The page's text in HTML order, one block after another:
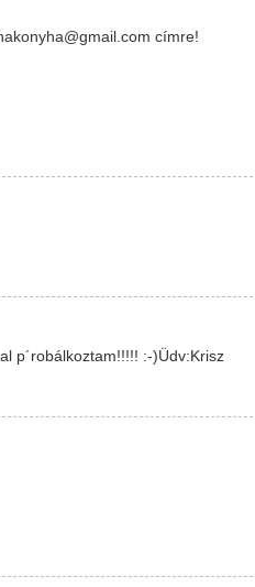
címre!
p´robálkoztam!!!!! :-)Üdv:Krisz